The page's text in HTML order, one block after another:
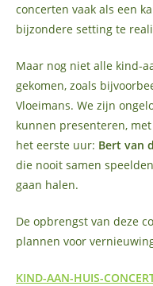
concerten vaak als een
bijzondere setting te
Maar nog niet alle kind-
gekomen, zoals
Vloeimans. We zijn
kunnen presenteren,
het eerste uur: Bert van
die nooit samen
gaan halen.
De opbrengst van deze
plannen voor
KIND-AAN-HUIS-